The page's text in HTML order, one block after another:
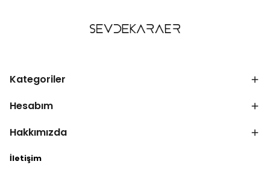
Kategoriler
Hesabım
Hakkımızda
İletişim